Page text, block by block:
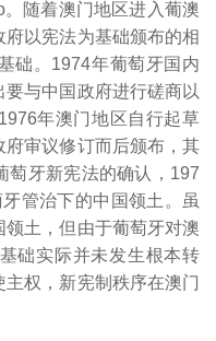
随着澳门地区进入葡澳
以宪法为基础颁布的相
础。1974年葡萄牙国内
与中国政府进行磋商以
年澳门地区自行起草
审议修订而后颁布，其
萄牙新宪法的确认，197
管治下的中国领土。虽
土，但由于葡萄牙对澳
础实际并未发生根本转
权，新宪制秩序在澳门